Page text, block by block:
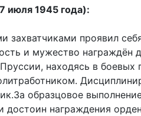
июля 1945 года):
захватчиками проявил
и мужество награждён
находясь в боевых
образцовое
достоин награждения